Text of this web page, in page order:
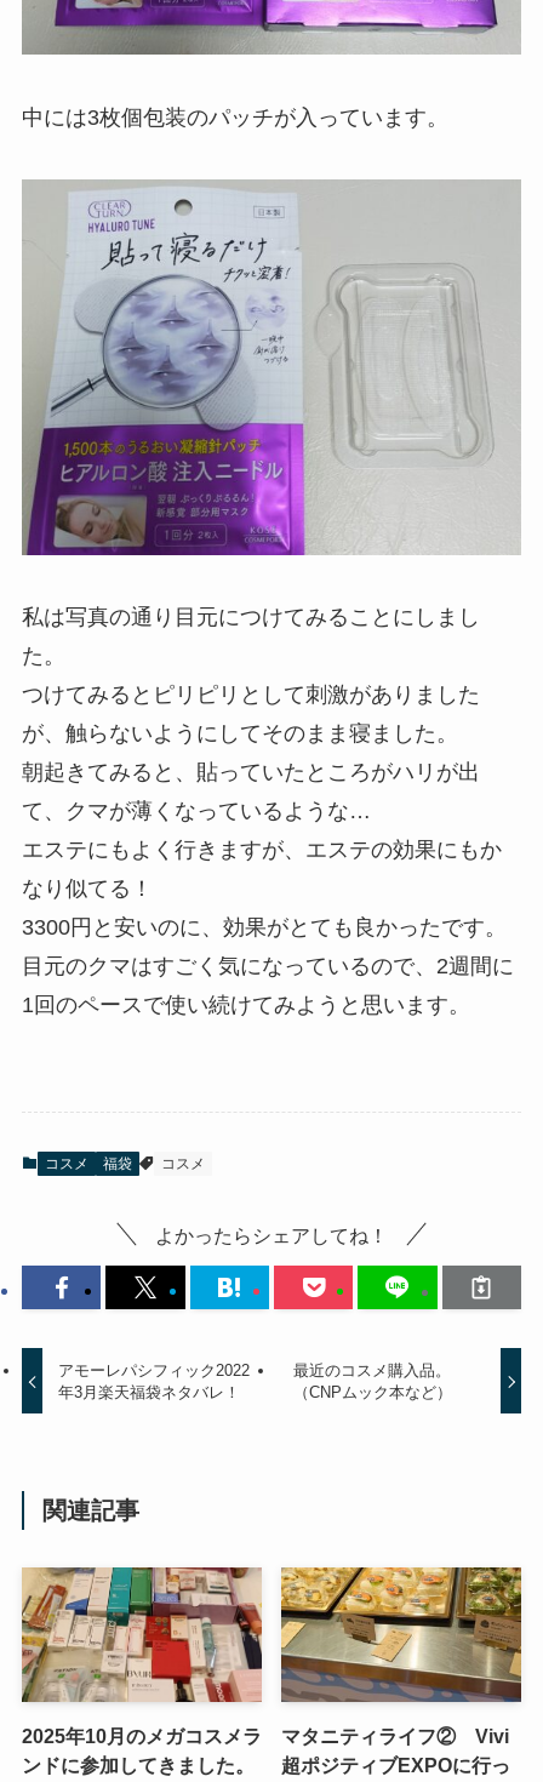
中には3枚個包装のパッチが入っています。
私は写真の通り目元につけてみることにしまし
た。
つけてみるとピリピリとして刺激がありました
が、触らないようにしてそのまま寝ました。
朝起きてみると、貼っていたところがハリが出
て、クマが薄くなっているような…
エステにもよく行きますが、エステの効果にもか
なり似てる！
3300円と安いのに、効果がとても良かったです。
目元のクマはすごく気になっているので、2週間に
1回のペースで使い続けてみようと思います。
コスメ 福袋 コスメ
よかったらシェアしてね！
アモーレパシフィック2022
年3月楽天福袋ネタバレ！
最近のコスメ購入品。
（CNPムック本など）
関連記事
2025年10月のメガコスメラ
ンドに参加してきました。
マタニティライフ② Vivi
超ポジティブEXPOに行っ